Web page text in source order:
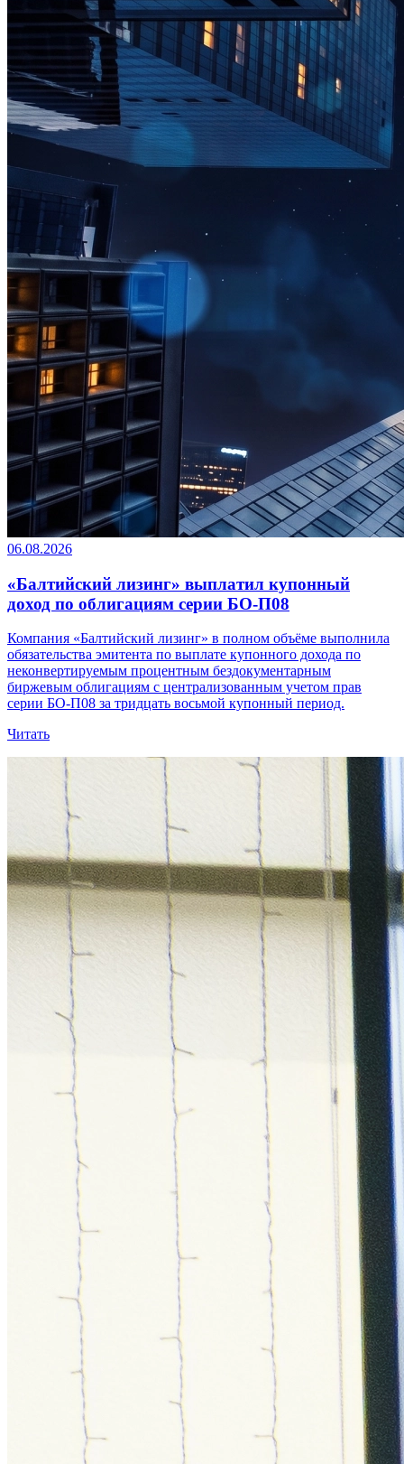
06.08.2026
«Балтийский лизинг» выплатил купонный
доход по облигациям серии БО-П08
Компания «Балтийский лизинг» в полном объёме выполнила
обязательства эмитента по выплате купонного дохода по
неконвертируемым процентным бездокументарным
биржевым облигациям с централизованным учетом прав
серии БО-П08 за тридцать восьмой купонный период.
Читать